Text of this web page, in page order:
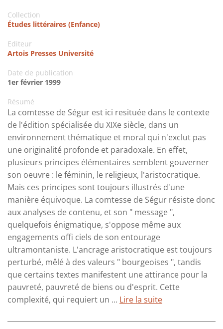
Collection
Études littéraires (Enfance)
Editeur
Artois Presses Université
Date de publication
1er février 1999
Résumé
La comtesse de Ségur est ici resituée dans le contexte
de l'édition spécialisée du XIXe siècle, dans un
environnement thématique et moral qui n'exclut pas
une originalité profonde et paradoxale. En effet,
plusieurs principes élémentaires semblent gouverner
son oeuvre : le féminin, le religieux, l'aristocratique.
Mais ces principes sont toujours illustrés d'une
manière équivoque. La comtesse de Ségur résiste donc
aux analyses de contenu, et son " message ",
quelquefois énigmatique, s'oppose même aux
engagements offi ciels de son entourage
ultramontaniste. L'ancrage aristocratique est toujours
perturbé, mêlé à des valeurs " bourgeoises ", tandis
que certains textes manifestent une attirance pour la
pauvreté, pauvreté de biens ou d'esprit. Cette
complexité, qui requiert un ... Lire la suite